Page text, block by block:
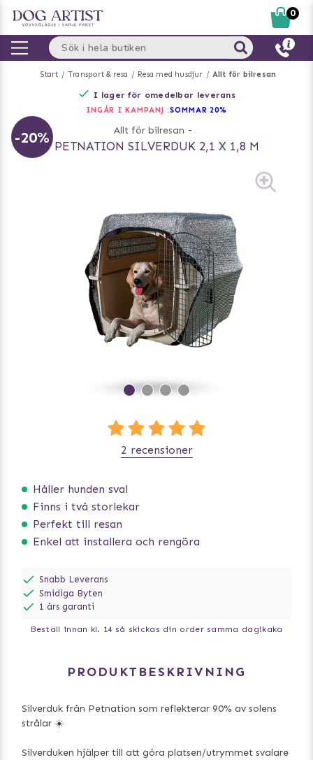
Start Transport & resa Resa med husdjur Allt för bilresan
I lager för omedelbar leverans
INGÅR I KAMPANJ :SOMMAR 20%
-20% Allt för bilresan -
PETNATION SILVERDUK 2,1 X 1,8 M
Håller hunden sval
Finns i två storlekar
Perfekt till resan
Enkel att installera och rengöra
2 recensioner
Snabb Leverans
Smidiga Byten
1 års garanti
Beställ innan kl. 14 så skickas din order samma dag!kaka
PRODUKTBESKRIVNING
Silverduk från Petnation som reflekterar 90% av solens
strålar ☀️
Silverduken hjälper till att göra platsen/utrymmet svalare
0